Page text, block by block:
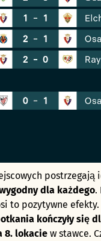
dla każdego.
to pozytywne
kończyły się
8. lokacie w stawce.